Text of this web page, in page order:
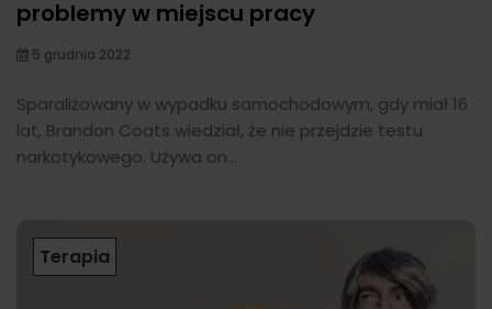
problemy w miejscu pracy
5 grudnia 2022
Sparaliżowany w wypadku samochodowym, gdy miał 16
lat, Brandon Coats wiedział, że nie przejdzie testu
narkotykowego. Używa on...
Terapia